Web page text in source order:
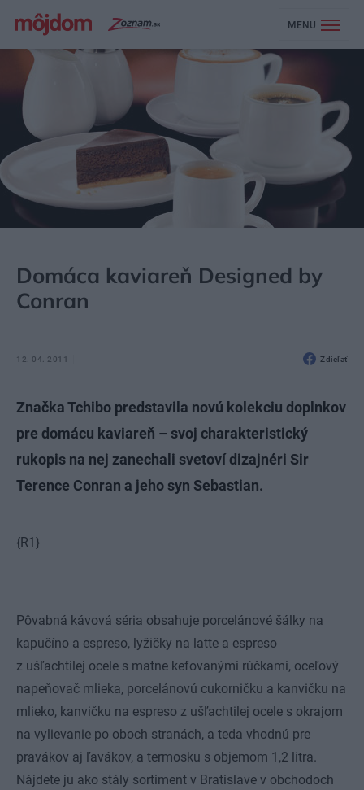
MENU
Domáca kaviareň Designed by
Conran
12. 04. 2011 Zdieľať
Značka Tchibo predstavila novú kolekciu doplnkov
pre domácu kaviareň – svoj charakteristický
rukopis na nej zanechali svetoví dizajnéri Sir
Terence Conran a jeho syn Sebastian.
{R1}
Pôvabná kávová séria obsahuje porcelánové šálky na
kapučíno a espreso, lyžičky na latte a espreso
z ušľachtilej ocele s matne kefovanými rúčkami, oceľový
napeňovač mlieka, porcelánovú cukorničku a kanvičku na
mlieko, kanvičku na espreso z ušľachtilej ocele s okrajom
na vylievanie po oboch stranách, a teda vhodnú pre
pravákov aj ľavákov, a termosku s objemom 1,2 litra.
Nájdete ju ako stály sortiment v Bratislave v obchodoch